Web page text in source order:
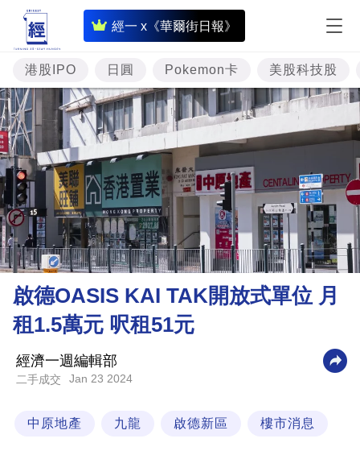
經一 x《華爾街日報》
即
時
財
經
專
題
資
樓
市
理
財
商
業
科
港股IPO 日圓 Pokemon卡 美股科技股
啟德OASIS KAI TAK開放式單位 月
租1.5萬元 呎租51元
經濟一週編輯部
二手成交 Jan 23 2024
中原地產 九龍 啟德新區 樓市消息